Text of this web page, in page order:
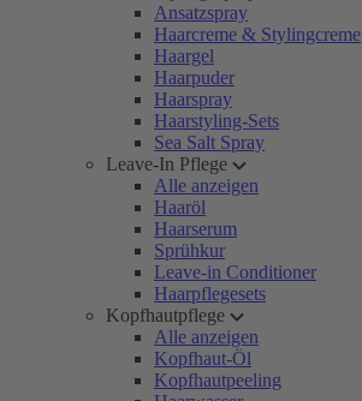
Ansatzspray
Haarcreme & Stylingcreme
Haargel
Haarpuder
Haarspray
Haarstyling-Sets
Sea Salt Spray
Leave-In Pflege
Alle anzeigen
Haaröl
Haarserum
Sprühkur
Leave-in Conditioner
Haarpflegesets
Kopfhautpflege
Alle anzeigen
Kopfhaut-Öl
Kopfhautpeeling